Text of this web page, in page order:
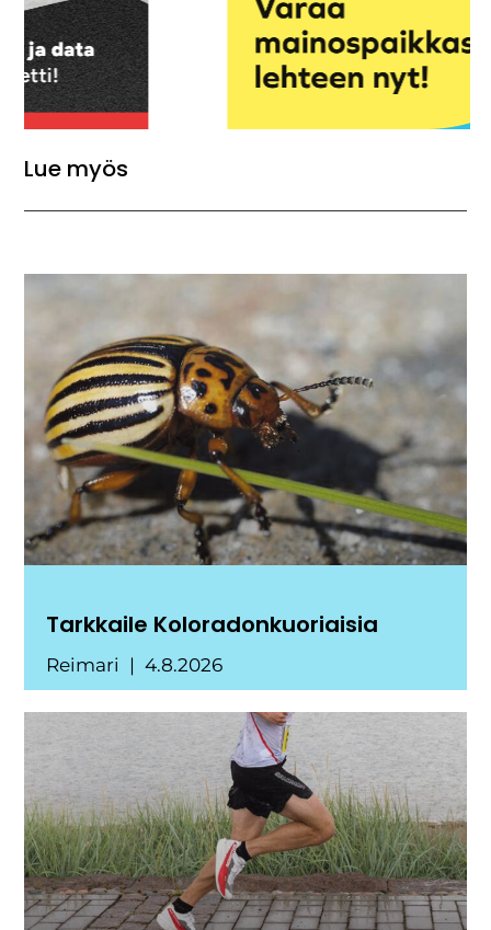
Lue myös
Tarkkaile Koloradonkuoriaisia
Reimari 4.8.2026